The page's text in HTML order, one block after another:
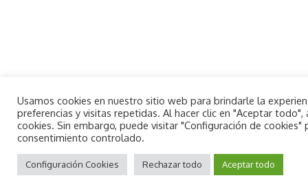
Privacy Policy andTerms of Use.
Aceptar
Usamos cookies en nuestro sitio web para brindarle la
preferencias y visitas repetidas. Al hacer clic en "Aceptar
cookies. Sin embargo, puede visitar "Configuración de cookies"
consentimiento controlado.
Configuración Cookies Rechazar todo Aceptar todo